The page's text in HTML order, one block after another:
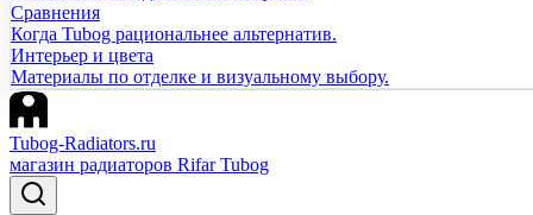
Сравнения
Когда Tubog рациональнее альтернатив.
Интерьер и цвета
Материалы по отделке и визуальному выбору.
Tubog-Radiators.ru
магазин радиаторов Rifar Tubog